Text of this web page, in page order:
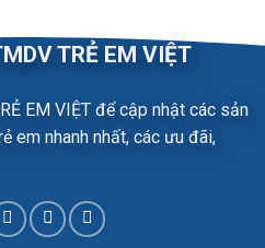
TRẺ EM VIỆT
EM VIỆT để cập nhật các sản
em nhanh nhất, các ưu đãi,